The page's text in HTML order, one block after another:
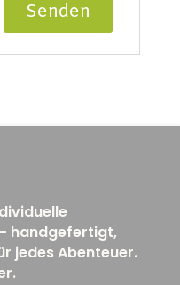
handgefertigt,
jedes Abenteuer.